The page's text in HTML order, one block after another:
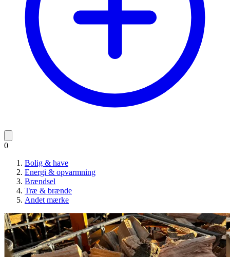
0
Bolig & have
Energi & opvarmning
Brændsel
Træ & brænde
Andet mærke